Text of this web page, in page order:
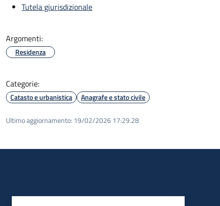
Tutela giurisdizionale
Argomenti:
Residenza
Categorie:
Catasto e urbanistica Anagrafe e stato civile
Ultimo aggiornamento: 19/02/2026 17:29.28